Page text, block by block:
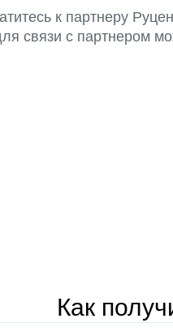
к партнеру
связи с партнером
Как